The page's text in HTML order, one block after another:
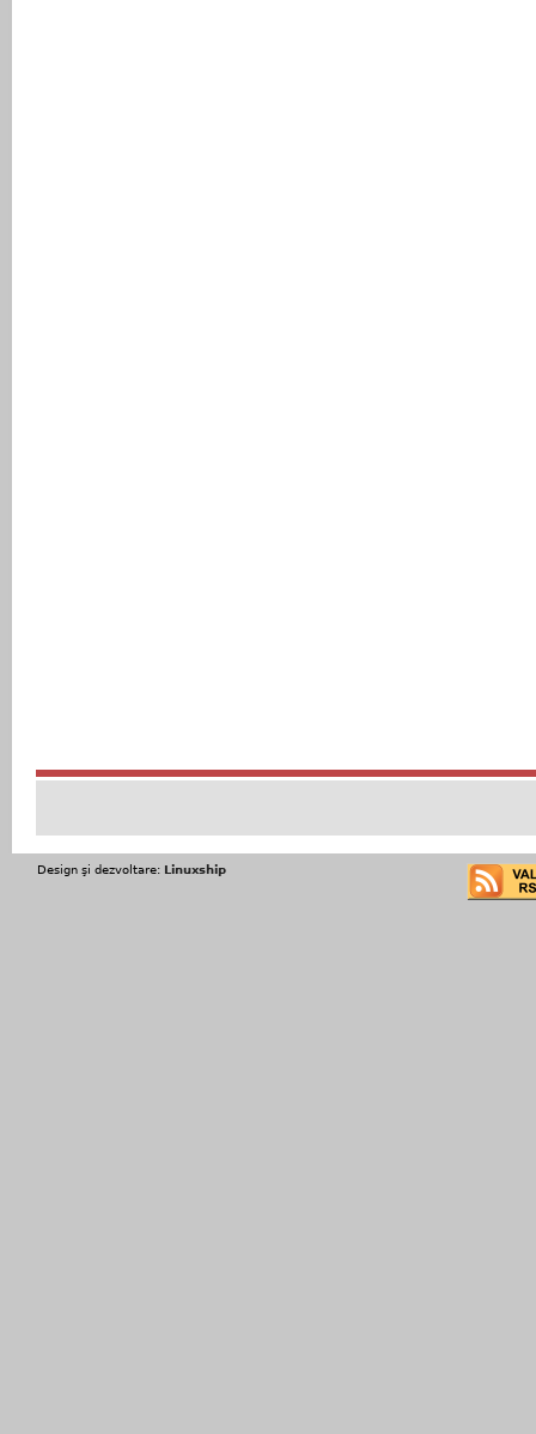
Design şi dezvoltare: Linuxship